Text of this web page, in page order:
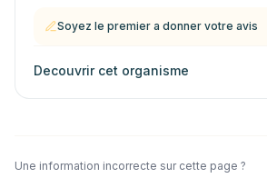
Soyez le premier a donner votre avis
Decouvrir cet organisme
Une information incorrecte sur cette page ?